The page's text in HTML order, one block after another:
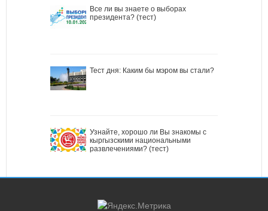
Все ли вы знаете о выборах
президента? (тест)
Тест дня: Каким бы мэром вы стали?
Узнайте, хорошо ли Вы знакомы с
кыргызскими национальными
развлечениями? (тест)